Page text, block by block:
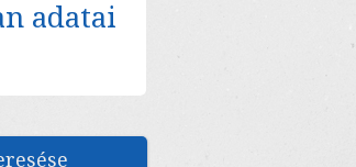
adatai